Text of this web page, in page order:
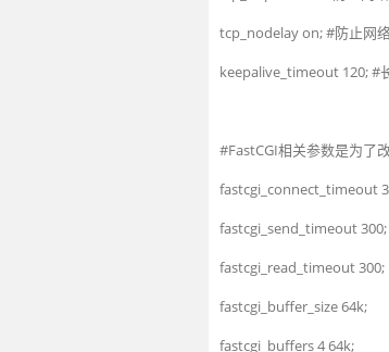
tcp_nodelayon;#防止网
keepalive timeout 120;#
#FastCGI相关参数是为了
fastcgi_connect timeout
fastcgi_send timeout300;
fastcgi_read timeout300;
fastcgi_buffer size64k;
fastcgi buffers464k;